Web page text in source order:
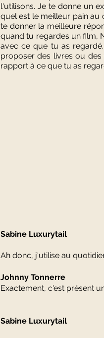
l'utilisons. Je te donne un
quel est le meilleur pain au
te donner la meilleure
quand tu regardes un film,
avec ce que tu as
proposer des livres ou
rapport à ce que tu as
Sabine Luxurytail
Ah donc, j'utilise au
Johnny Tonnerre
Exactement, c'est présent
Sabine Luxurytail